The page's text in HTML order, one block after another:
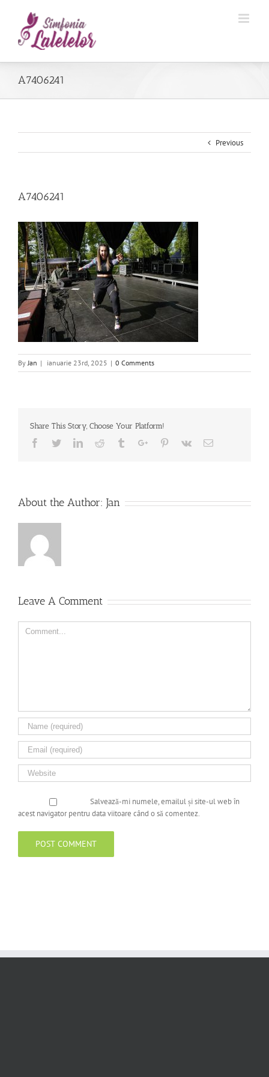
A7406241
Previous
A7406241
ByJan | ianuarie 23rd, 2025 | 0 Comments
Share This Story, Choose Your Platform!
Facebook
TwitterLinkedinReddit TumblrGoogle+Pinterest
Vk Email
About the Author: Jan
Leave A Comment
Comment
Salvează-mi numele, emailul și site-ul web în
acest navigator pentru data viitoare când o să comentez.